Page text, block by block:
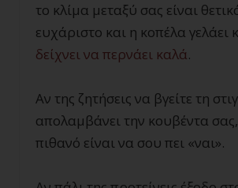
το κλίμα μεταξύ σας είναι
ευχάριστο και η κοπέλα γελάει
δείχνει να περνάει καλά.
Αν της ζητήσεις να βγείτε τη
απολαμβάνει την κουβέντα
πιθανό είναι να σου πει «ναι».